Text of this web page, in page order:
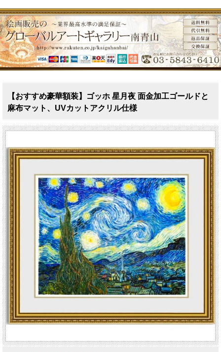
【おすすめ豪華額装】ゴッホ 星月夜 面金加工ゴールドと
麻布マット、UVカットアクリル仕様